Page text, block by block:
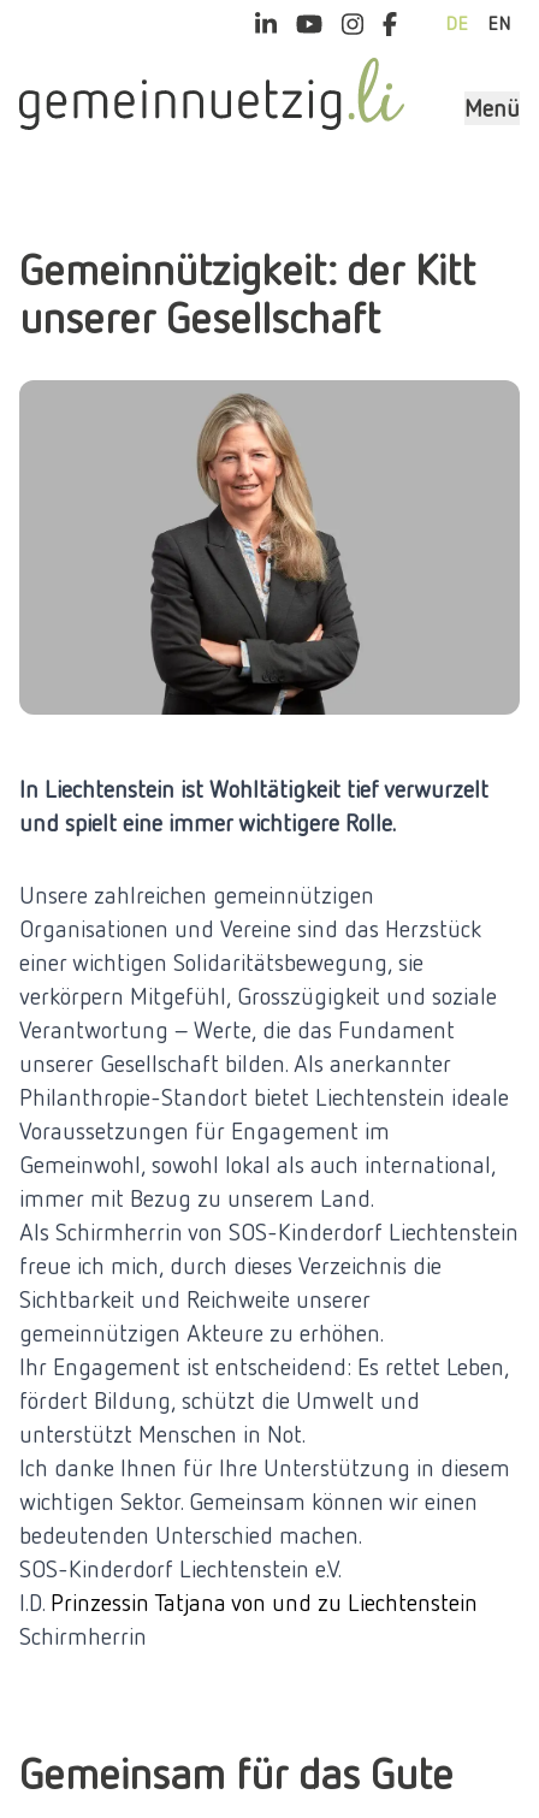
DE EN
Menü
Gemeinnützigkeit: der Kitt
unserer Gesellschaft
In Liechtenstein ist Wohltätigkeit tief verwurzelt
und spielt eine immer wichtigere Rolle.
Unsere zahlreichen gemeinnützigen
Organisationen und Vereine sind das Herzstück
einer wichtigen Solidaritätsbewegung, sie
verkörpern Mitgefühl, Grosszügigkeit und soziale
Verantwortung – Werte, die das Fundament
unserer Gesellschaft bilden. Als anerkannter
Philanthropie-Standort bietet Liechtenstein ideale
Voraussetzungen für Engagement im
Gemeinwohl, sowohl lokal als auch international,
immer mit Bezug zu unserem Land.
Als Schirmherrin von SOS-Kinderdorf Liechtenstein
freue ich mich, durch dieses Verzeichnis die
Sichtbarkeit und Reichweite unserer
gemeinnützigen Akteure zu erhöhen.
Ihr Engagement ist entscheidend: Es rettet Leben,
fördert Bildung, schützt die Umwelt und
unterstützt Menschen in Not.
Ich danke Ihnen für Ihre Unterstützung in diesem
wichtigen Sektor. Gemeinsam können wir einen
bedeutenden Unterschied machen.
SOS-Kinderdorf Liechtenstein e.V.
I.D. Prinzessin Tatjana von und zu Liechtenstein
Schirmherrin
Gemeinsam für das Gute